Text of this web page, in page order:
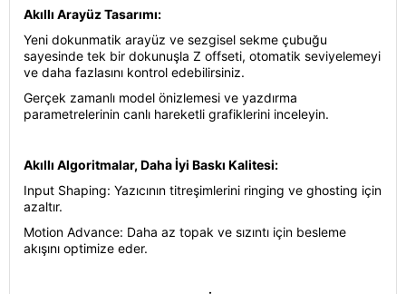
Akıllı Arayüz Tasarımı:
Yeni dokunmatik arayüz ve sezgisel sekme çubuğu
sayesinde tek bir dokunuşla Z offseti, otomatik seviyelemeyi
ve daha fazlasını kontrol edebilirsiniz.
Gerçek zamanlı model önizlemesi ve yazdırma
parametrelerinin canlı hareketli grafiklerini inceleyin.
Akıllı Algoritmalar, Daha İyi Baskı Kalitesi:
Input Shaping: Yazıcının titreşimlerini ringing ve ghosting için
azaltır.
Motion Advance: Daha az topak ve sızıntı için besleme
akışını optimize eder.